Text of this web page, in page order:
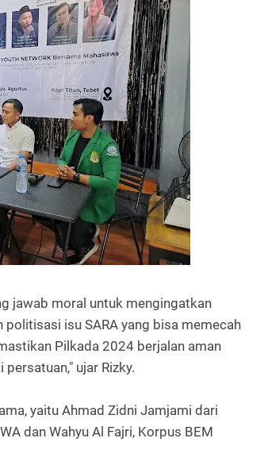
jawab moral untuk mengingatkan
isu SARA yang bisa memecah
Pilkada 2024 berjalan aman
ujar Rizky.
yaitu Ahmad Zidni Jamjami dari
dan Wahyu Al Fajri, Korpus BEM